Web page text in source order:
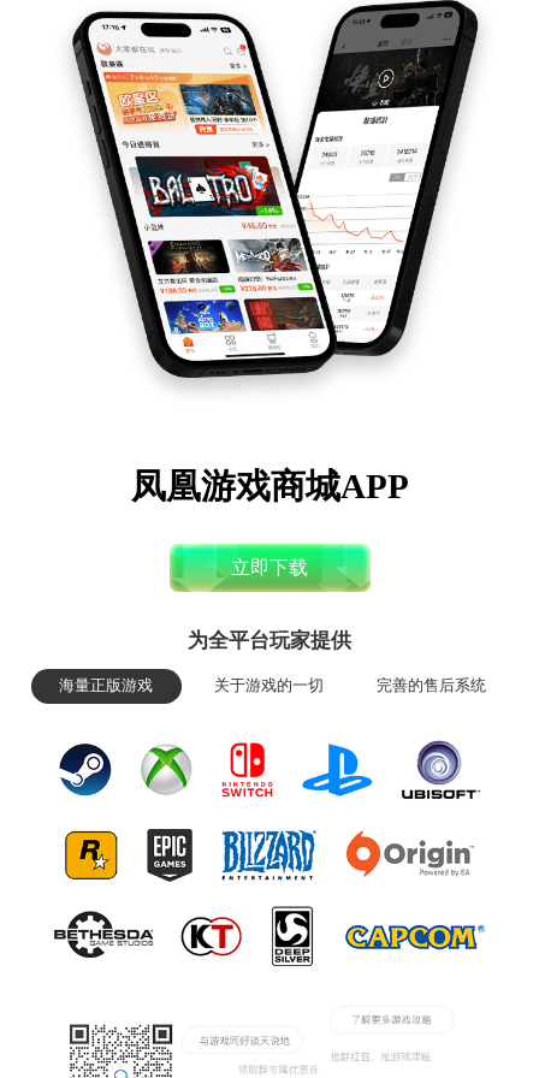
凤凰游戏商城APP
立即下载
为全平台玩家提供
海量正版游戏 关于游戏的一切 完善的售后系统